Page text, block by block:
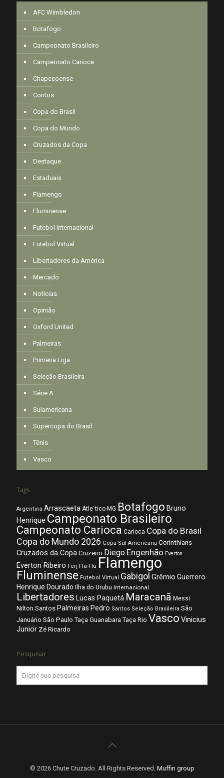
AFC Wimbledon
Botafogo
Campeonato Brasileiro
Campeonato Carioca
Chapecoense
Contos
Copa do Brasil
Copa do Mundo
Cruzados da Copa
Destaque
Estaduais
Flamengo
Fluminense
Futebol Internacional
Futebol Virtual
Libertadores da América
Mercado
Notícias
Opinião
Oxford United
Palmeiras
Primeira Liga
Seleção Brasileira
Série A
Sulamericana
Supercopa do Brasil
Tênis
Vasco
Tags
Argentina Arrascaeta Atle´tico-MG Botafogo Bruno
Henrique Campeonato Brasileiro
Campeonato Carioca Carioca Copa do Brasil
Copa do Mundo 2026 Copa Sul-Americana Corinthians
Cruzados da Copa Cruzeiro Diego Engenhão Everton
Everton Ribeiro Ferj Fla-Flu Flamengo
Fluminense Futebol Virtual Gabigol Grêmio Guerrero
Henrique Dourado Ilha do Urubu Internacional
Libertadores Lucas Paquetá Maracanã Messi
Nilton Santos Palmeiras Pedro Santos Seleção Brasileira São
Januário São Paulo Taça Guanabara Taça Rio Vasco Vinicius
Junior Zé Ricardo
Pesquisar
© 2026 Chute Cruzado. All Rights Reserved. Muffin group